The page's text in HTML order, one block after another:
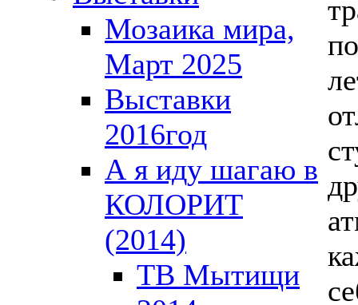
Мозаика мира,
Март 2025
Выставки
2016год
А я иду шагаю в
КОЛОРИТ
(2014)
ТВ Мытищи